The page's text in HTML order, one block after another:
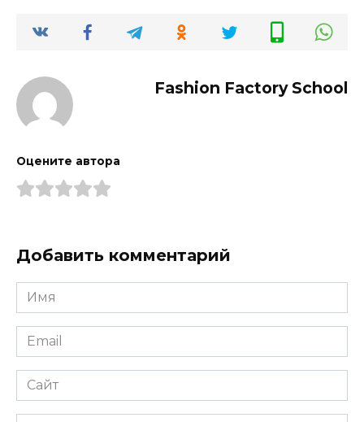
Fashion Factory School
Оцените автора
Добавить комментарий
Имя
*
Email
*
Сайт